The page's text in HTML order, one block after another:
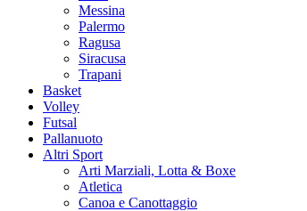
Messina
Palermo
Ragusa
Siracusa
Trapani
Basket
Volley
Futsal
Pallanuoto
Altri Sport
Arti Marziali, Lotta & Boxe
Atletica
Canoa e Canottaggio